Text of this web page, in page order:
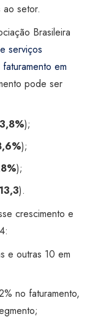
setor.
Brasileira
serviços
em
pode ser
);
);
);
).
crescimento e
e outras 10 em
no faturamento,